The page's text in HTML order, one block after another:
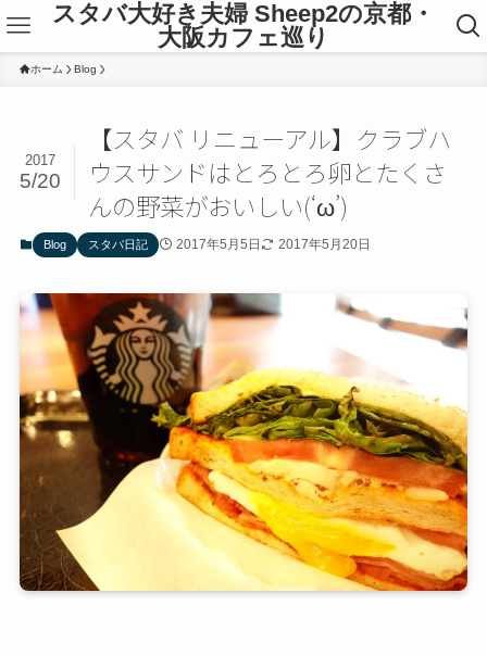
スタバ大好き夫婦 Sheep2の京都・
大阪カフェ巡り
ホーム Blog
【スタバ リニューアル】クラブハ
ウスサンドはとろとろ卵とたくさ
んの野菜がおいしい(‘ω’)
2017
5/20
Blog スタバ日記 2017年5月5日 2017年5月20日